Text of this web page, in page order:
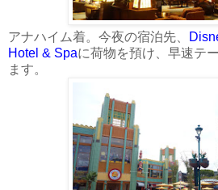
アナハイム着。今夜の宿泊先、
Hotel & Spaに荷物を預け、早速テ
ます。